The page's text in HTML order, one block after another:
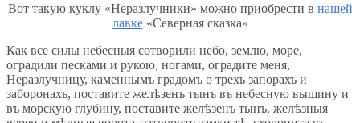
Вот такую куклу «Неразлучники» можно приобрести в нашей
лавке«Северная сказка»
Как все силы небесныя сотворили небо, землю, море,
оградили песками и рукою, ногами, оградите меня,
Неразлучницу, каменнымъ градомъ о трехъ запорахъ и
заборонахъ, поставите желѣзенъ тынъ въ небесную вышину и
въ морскую глубину, поставите желѣзенъ тынъ, желѣзныя